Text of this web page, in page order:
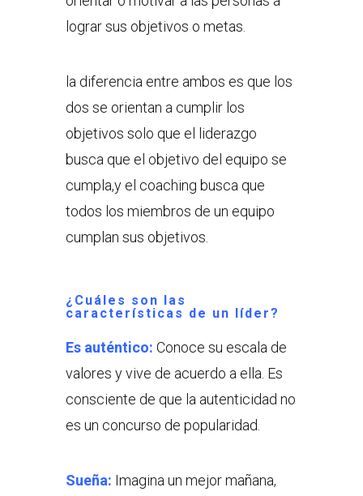
lograr sus objetivos o metas.
la diferencia entre ambos es que los
dos se orientan a cumplir los
objetivos solo que el liderazgo
busca que el objetivo del equipo se
cumpla,y el coaching busca que
todos los miembros de un equipo
cumplan sus objetivos.
¿Cuáles son las
características de un líder?
Es auténtico: Conoce su escala de
valores y vive de acuerdo a ella. Es
consciente de que la autenticidad no
es un concurso de popularidad.
Sueña: Imagina un mejor mañana,